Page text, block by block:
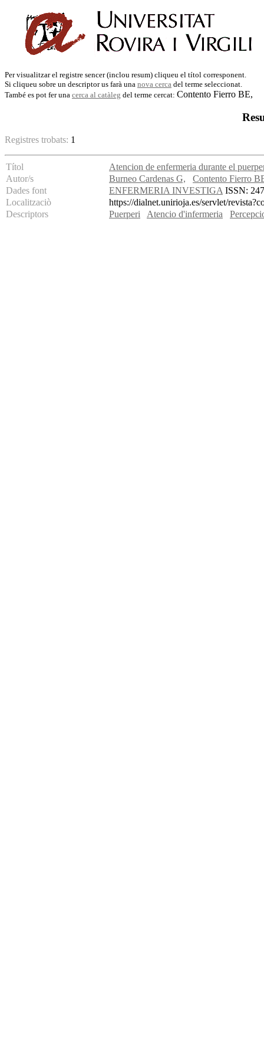
Per visualitzar el registre sencer (inclou resum) cliqueu el títol corresponent.
Si cliqueu sobre un descriptor us farà una nova cerca del terme seleccionat.
També es pot fer una cerca al catàleg del terme cercat: Contento Fierro BE,
Registres trobats: 1
Títol
Atencion de enfermeria durante el
Autor/s
Burneo Cardenas G,
Contento Fierro
Dades font
ENFERMERIA INVESTIGAISSN:
Localitzaciò
https://dialnet.unirioja.es/servlet/
Descriptors
Puerperi Atencio d'infermeria